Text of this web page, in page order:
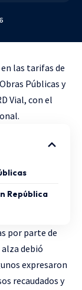
las tarifas de
Públicas y
Vial, con el
República
por parte de
debió
expresaron
recaudados y